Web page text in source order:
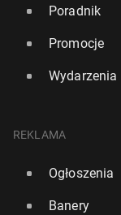
Poradnik
Promocje
Wydarzenia
REKLAMA
Ogłoszenia
Banery